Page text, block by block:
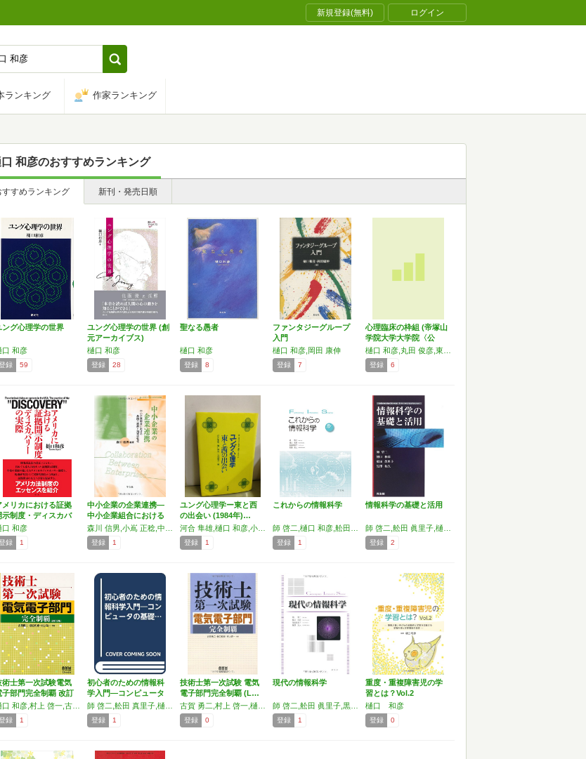
新規登録(無料) ログイン
ランキング 作家ランキング
和彦のおすすめランキング
すすめランキング 新刊・発売日順
ング心理学の世界
口 和彦
録 59
ユング心理学の世界 (創
元アーカイブス)
樋口 和彦
登録 28
聖なる愚者
樋口 和彦
登録 8
ファンタジーグループ
入門
樋口 和彦,岡田 康伸
登録 7
心理臨床の枠組 (帝塚山
学院大学大学院〈公
開…
登録 6
メリカにおける証拠
示制度・ディスカバ
ー…
口 和彦
録 1
中小企業の企業連携―
中小企業組合における
農商…
登録 1
ユング心理学ー東と西
の出会い (1984年)…
登録 1
これからの情報科学
登録 1
情報科学の基礎と活用
登録 2
術士第一次試験電気
子部門完全制覇 改訂
録 1
初心者のための情報科
学入門―コンピュータ
の基…
登録 1
技術士第一次試験 電気
電子部門完全制覇 (L…
登録 0
現代の情報科学
登録 1
重度・重複障害児の学
習とは？Vol.2
樋口 和彦
登録 0